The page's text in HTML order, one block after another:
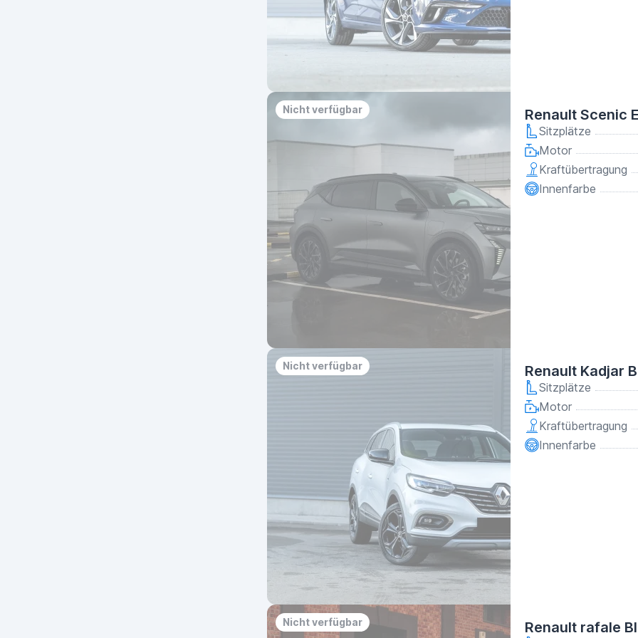
Nicht verfügbar Renault Scenic
Sitzplätze
Motor
Kraftübertragung
Innenfarbe
Nicht verfügbar Renault Kadjar
Sitzplätze
Motor
Kraftübertragung
Innenfarbe
Nicht verfügbar Renault rafale